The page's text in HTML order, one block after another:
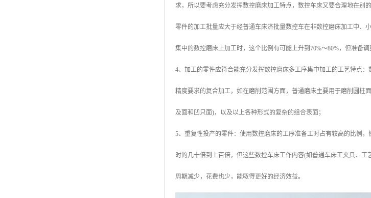
求，所以要考虑充分发挥数控磨床加工特点，数控车床又要合理地在别
零件的加工批量应大于经普通车床济批量数控车在非数控磨床加工中
集中的数控磨床上加工时，这个比例有可能上升到70%～80%，但准备
4、加工的零件应符合能充分发挥数控磨床多工序集中加工的工艺特点
精度要求的复合加工，如在磨削范围方面，普通磨床主要用于磨削圆柱
及面和凹只面)，以及以上各种形式的复杂的组合表面；
5、重复性投产的零件：使用数控磨床的工序准备工时占有较高的比例
时的几十倍到上百倍，但这些数控车床工作内容(如普通车床工夹具、
周期减少，花费也少，能取得更好的经济效益。